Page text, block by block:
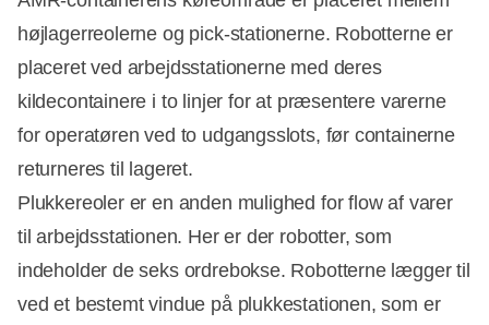
højlagerreolerne og pick-stationerne. Robotterne er
placeret ved arbejdsstationerne med deres
kildecontainere i to linjer for at præsentere varerne
for operatøren ved to udgangsslots, før containerne
returneres til lageret.
Plukkereoler er en anden mulighed for flow af varer
til arbejdsstationen. Her er der robotter, som
indeholder de seks ordrebokse. Robotterne lægger til
ved et bestemt vindue på plukkestationen, som er